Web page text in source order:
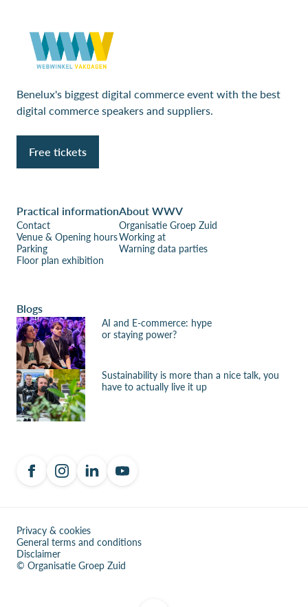
Benelux's biggest digital commerce event with the best
digital commerce speakers and suppliers.
Free tickets
Practical information
Contact
Venue & Opening hours
Parking
Floor plan exhibition
About WWV
Organisatie Groep Zuid
Working at
Warning data parties
Blogs
AI and E-commerce: hype
or staying power?
Sustainability is more than a nice talk, you
have to actually live it up
Privacy & cookies
General terms and conditions
Disclaimer
© Organisatie Groep Zuid